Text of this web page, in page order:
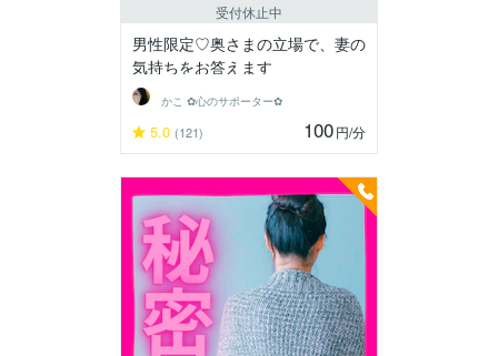
受付休止中
男性限定♡奥さまの立場で、妻の
気持ちをお答えます
かこ ✿心のサポーター✿
5.0 (121) 100円/分